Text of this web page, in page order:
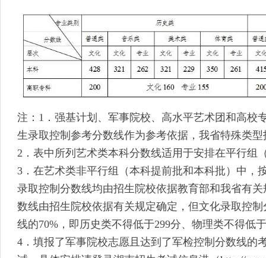
注：1．强基计划、军事院校、高水平艺术团和高校
生录取控制参考分数线作为参考依据，我省特殊类
2．表中所列艺术类本科分数线适用于安排在平行组
3．在艺术类非平行组（本科提前批和本科批）中，
录取控制分数线均由招生院校依据教育部和我省有
数线由招生院校依据有关规定确定，但文化录取控
线的70%，即历史类不得低于299分、物理类不得低
4．填报了军事院校志愿且达到了军检控制分数线的